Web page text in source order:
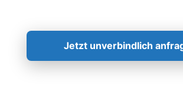
Jetzt unverbindlich